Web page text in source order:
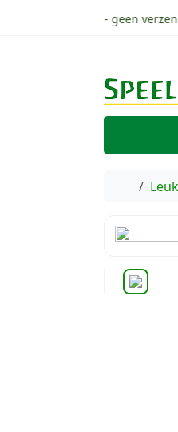
v.a 50,- geen
Home